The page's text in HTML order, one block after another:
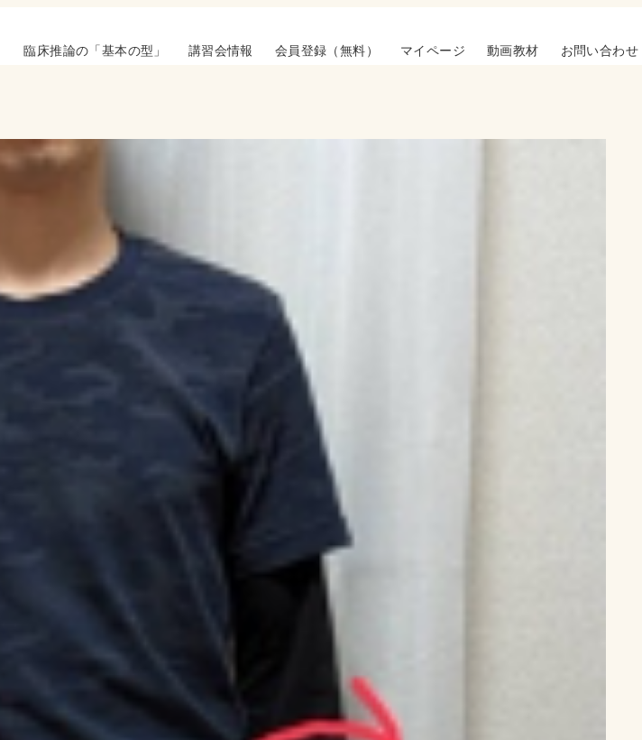
臨床推論の「基本の型」 講習会情報 会員登録（無料） マイページ 動画教材 お問い合わせ